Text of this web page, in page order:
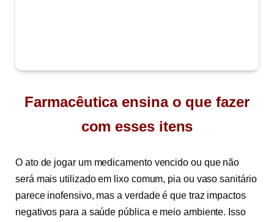
Farmacêutica ensina o que fazer
com esses itens
O ato de jogar um medicamento vencido ou que não
será mais utilizado em lixo comum, pia ou vaso sanitário
parece inofensivo, mas a verdade é que traz impactos
negativos para a saúde pública e meio ambiente. Isso